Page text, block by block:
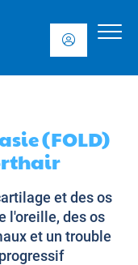
(FOLD)
et des os
l'oreille, des os
et un trouble